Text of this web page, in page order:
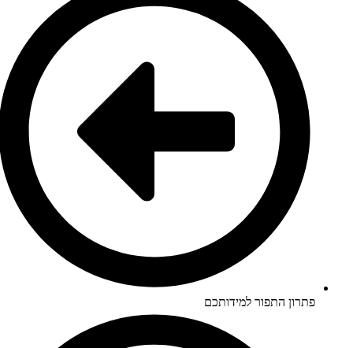
פתרון התפור למידותכם